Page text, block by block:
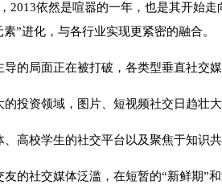
2013依然是喧嚣的一年，也是其开始
”进化，与各行业实现更紧密的融合。
导的局面正在被打破，各类型垂直社交
的投资领域，图片、短视频社交日趋壮
、高校学生的社交平台以及聚焦于知识
友的社交媒体泛滥，在短暂的“新鲜期”